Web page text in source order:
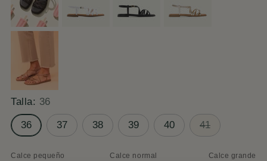
Talla: 36
36 37 38 39 40 41
Calce pequeño Calce normal Calce grande